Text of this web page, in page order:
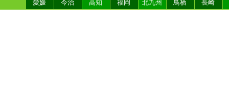
愛媛
今治 高知 福岡 北九州 鳥栖 長崎